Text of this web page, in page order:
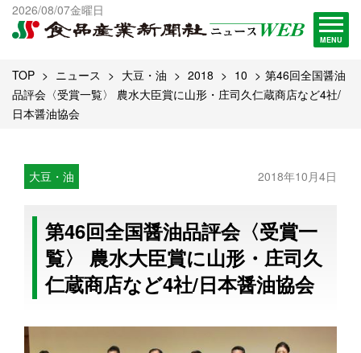
2026/08/07金曜日
MENU
出版物一覧へ
試読・購読申し込み
TOP ニュース 大豆・油 2018 10
第46回全国醤油
品評会〈受賞一覧〉 農水大臣賞に山形・庄司久仁蔵商店など4社/
日本醤油協会
大豆・油 2018年10月4日
第46回全国醤油品評会〈受賞一
覧〉 農水大臣賞に山形・庄司久
仁蔵商店など4社/日本醤油協会